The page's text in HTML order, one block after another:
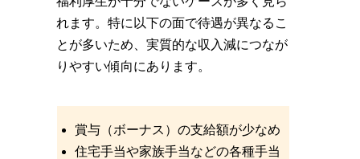
れます。特に以下の面で待遇が異なるこ
とが多いため、実質的な収入減につなが
りやすい傾向にあります。
賞与（ボーナス）の支給額が少なめ
住宅手当や家族手当などの各種手当